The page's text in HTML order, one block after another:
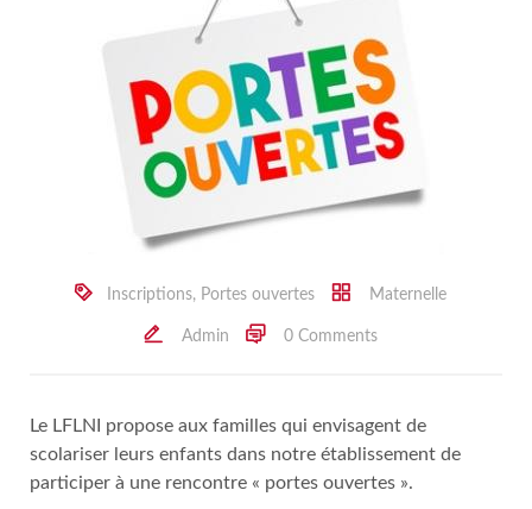
Inscriptions, Portes ouvertes Maternelle
Admin 0 Comments
Le LFLNI propose aux familles qui envisagent de
scolariser leurs enfants dans notre établissement de
participer à une rencontre « portes ouvertes ».